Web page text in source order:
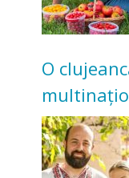
O
Acum
bunicilor